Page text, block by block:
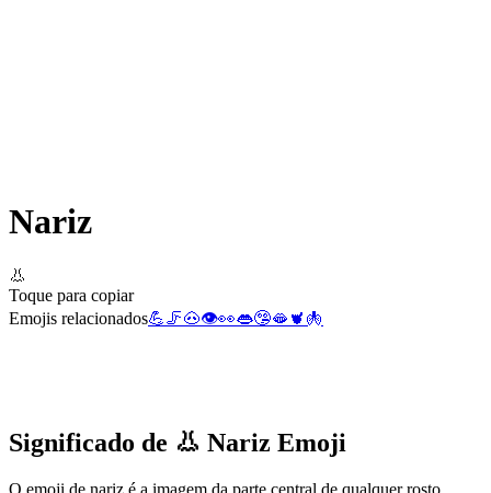
Nariz
👃
Toque para copiar
Emojis relacionados💪🦵🐽👁️👀👄🤥🫦 🫀 🫁
Significado de 👃 Nariz Emoji
O emoji de nariz é a imagem da parte central de qualquer rosto